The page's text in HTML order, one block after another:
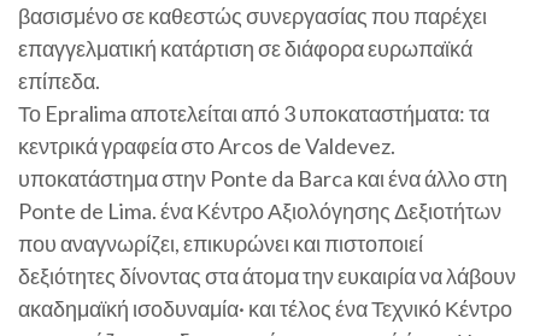
βασισμένο σε καθεστώς συνεργασίας που παρέχει
επαγγελματική κατάρτιση σε διάφορα ευρωπαϊκά
επίπεδα.
Το Epralima αποτελείται από 3 υποκαταστήματα: τα
κεντρικά γραφεία στο Arcos de Valdevez.
υποκατάστημα στην Ponte da Barca και ένα άλλο στη
Ponte de Lima. ένα Κέντρο Αξιολόγησης Δεξιοτήτων
που αναγνωρίζει, επικυρώνει και πιστοποιεί
δεξιότητες δίνοντας στα άτομα την ευκαιρία να λάβουν
ακαδημαϊκή ισοδυναμία· και τέλος ένα Τεχνικό Κέντρο